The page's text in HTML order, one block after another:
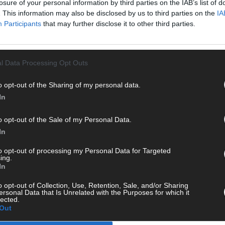
of your personal information by third parties on the IAB’s list of
This information may also be disclosed by us to third parties on the
Participants that may further disclose it to other third parties.
Data Processing Opt Outs
opt-out of the Sharing of my personal data.
opt-out of the Sale of my Personal Data.
opt-out of processing my Personal Data for Targeted
opt-out of Collection, Use, Retention, Sale, and/or Sharing
Data that Is Unrelated with the Purposes for which it
15
WIRTSCHAFT
Impfstoff-Fabrik in Afrika
Afrika will der US-Konzern Moderna ein Werk zur
Herstellung seines Corona-Vakzins in Kenia
der Regierung in Nairobi geschlossen worden, teilte